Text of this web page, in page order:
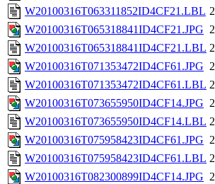
W20100316T063311852ID4CF21.LBL
W20100316T065318841ID4CF21.JPG
W20100316T065318841ID4CF21.LBL
W20100316T071353472ID4CF61.JPG
W20100316T071353472ID4CF61.LBL
W20100316T073655950ID4CF14.JPG
W20100316T073655950ID4CF14.LBL
W20100316T075958423ID4CF61.JPG
W20100316T075958423ID4CF61.LBL
W20100316T082300899ID4CF14.JPG